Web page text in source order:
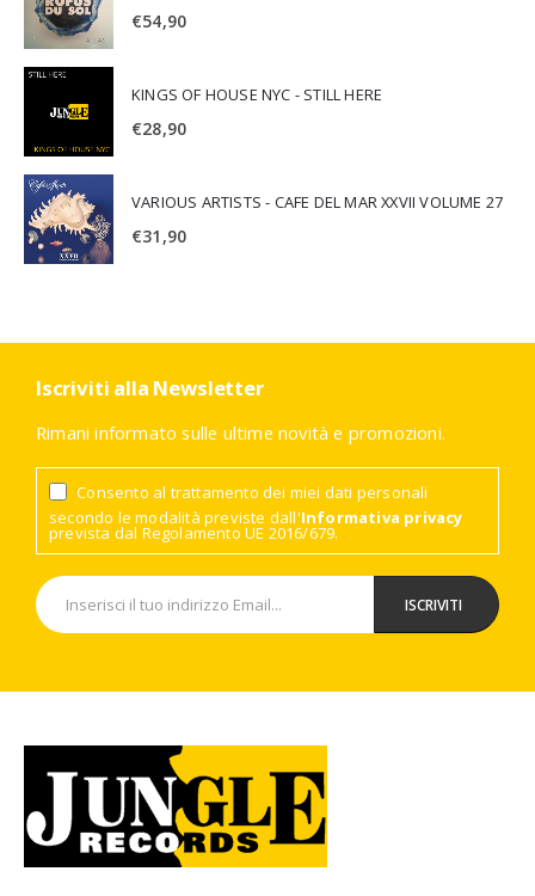
€54,90
KINGS OF HOUSE NYC - STILL HERE
€28,90
VARIOUS ARTISTS - CAFE DEL MAR XXVII VOLUME 27
€31,90
Iscriviti alla Newsletter
Rimani informato sulle ultime novità e promozioni.
Consento al trattamento dei miei dati personali
secondo le modalità previste dall'Informativa privacy
prevista dal Regolamento UE 2016/679.